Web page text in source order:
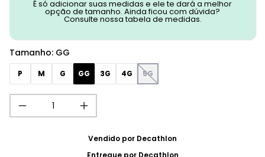
É só adicionar suas medidas e ele te dará a melhor
opção de tamanho. Ainda ficou com dúvida?
Consulte nossa tabela de medidas.
Tamanho: GG
P M G GG 3G 4G 5G
Vendido por Decathlon
Entregue por Decathlon